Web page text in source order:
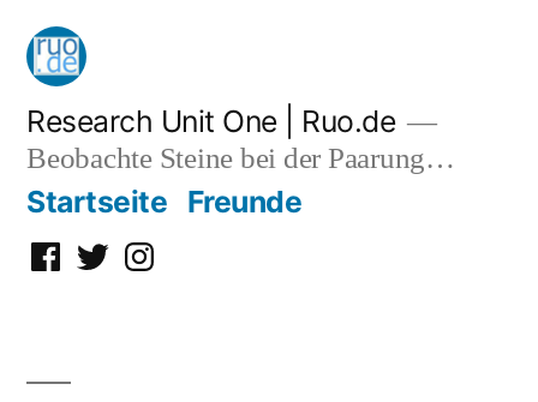
Zum
Inhalt
springen
Research Unit One | Ruo.de
Beobachte Steine bei der Paarung…
Startseite Freunde
Facebook
TwitterInstagram